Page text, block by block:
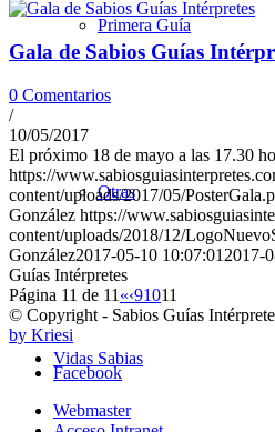
Primera Guía
Otras
Vidas Sabias
Gala de Sabios Guías
0 Comentarios
/
10/05/2017
El próximo 18 de mayo a las 17.30
https://
content/uploads/2017/05/
González https://
content/uploads/2018/12/
González2017-05-10 10:07:01 2017-
Guías Intérpretes
Página 11 de 11 «‹91011
© Copyright - Sabios Guías
by Kriesi
Facebook
Webmaster